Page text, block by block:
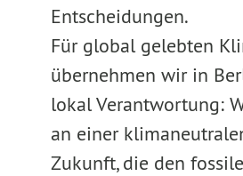
Entscheidungen.
Für global gelebten
übernehmen wir in
lokal Verantwortung:
an einer
Zukunft, die den